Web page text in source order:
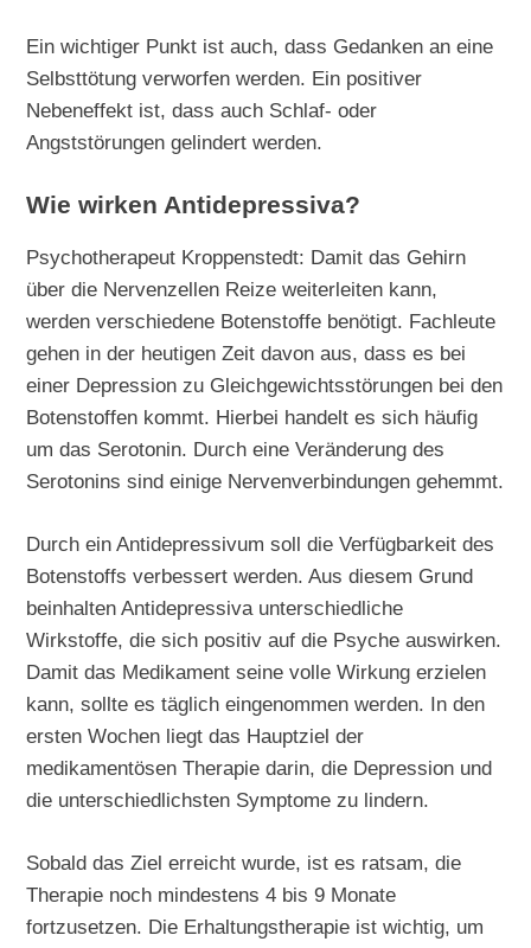
Ein wichtiger Punkt ist auch, dass Gedanken an eine
Selbsttötung verworfen werden. Ein positiver
Nebeneffekt ist, dass auch Schlaf- oder
Angststörungen gelindert werden.
Wie wirken Antidepressiva?
Psychotherapeut Kroppenstedt: Damit das Gehirn
über die Nervenzellen Reize weiterleiten kann,
werden verschiedene Botenstoffe benötigt. Fachleute
gehen in der heutigen Zeit davon aus, dass es bei
einer Depression zu Gleichgewichtsstörungen bei den
Botenstoffen kommt. Hierbei handelt es sich häufig
um das Serotonin. Durch eine Veränderung des
Serotonins sind einige Nervenverbindungen gehemmt.
Durch ein Antidepressivum soll die Verfügbarkeit des
Botenstoffs verbessert werden. Aus diesem Grund
beinhalten Antidepressiva unterschiedliche
Wirkstoffe, die sich positiv auf die Psyche auswirken.
Damit das Medikament seine volle Wirkung erzielen
kann, sollte es täglich eingenommen werden. In den
ersten Wochen liegt das Hauptziel der
medikamentösen Therapie darin, die Depression und
die unterschiedlichsten Symptome zu lindern.
Sobald das Ziel erreicht wurde, ist es ratsam, die
Therapie noch mindestens 4 bis 9 Monate
fortzusetzen. Die Erhaltungstherapie ist wichtig, um